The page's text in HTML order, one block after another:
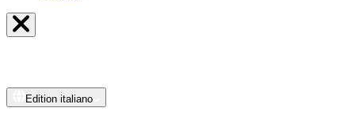
Edition italiano